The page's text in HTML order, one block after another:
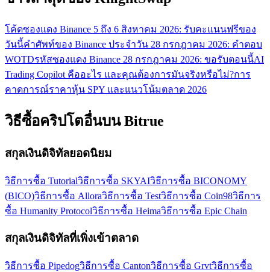
โค้ดซองแดง Binance 5 ถึง 6 สิงหาคม 2026: รับคะแนนฟรีของ
วันนี้คำศัพท์ของ Binance ประจำวัน 28 กรกฎาคม 2026: คำตอบ
WOTDรหัสซองแดง Binance 28 กรกฎาคม 2026: ขอรับตอนนี้AI
Trading Copilot คืออะไร และคุณต้องการมันจริงหรือไม่?การ
คาดการณ์ราคาหุ้น SPY และแนวโน้มตลาด 2026
วิธีซื้อคริปโตอื่นบน Bitrue
สกุลเงินดิจิทัลยอดนิยม
วิธีการซื้อ Tutorialวิธีการซื้อ SKYAIวิธีการซื้อ BICONOMY
(BICO)วิธีการซื้อ Alloraวิธีการซื้อ Testวิธีการซื้อ Coin98วิธีการ
ซื้อ Humanity Protocolวิธีการซื้อ Heimaวิธีการซื้อ Epic Chain
สกุลเงินดิจิทัลที่เพิ่งเข้าตลาด
วิธีการซื้อ Pipedogวิธีการซื้อ Cantonวิธีการซื้อ Grvtวิธีการซื้อ